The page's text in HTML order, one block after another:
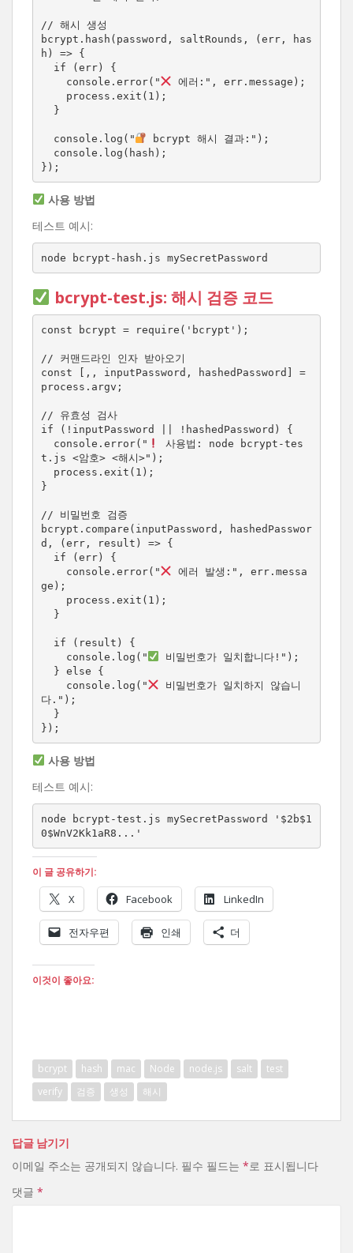
// 해시 생성
bcrypt.hash(password, saltRounds, (err, has
h) => {
    console.error("
에러:", err.message);
  console.log("
bcrypt 해시 결과:");
});
사용 방법
테스트 예시:
node bcrypt-hash.js mySecretPassword
bcrypt-test.js: 해시 검증 코드
const bcrypt = require('bcrypt');
// 커맨드라인 인자 받아오기
const [,, inputPassword, hashedPassword] =
process.argv;
// 유효성 검사
if (!inputPassword || !hashedPassword) {
  console.error("
사용법: node bcrypt-tes
t.js <암호> <해시>");
}
// 비밀번호 검증
bcrypt.compare(inputPassword, hashedPasswor
d, (err, result) => {
    console.error("
에러 발생:", err.messa
ge);
    console.log("
비밀번호가 일치합니다!");
    console.log("
비밀번호가 일치하지 않습니
다.");
});
사용 방법
테스트 예시:
node bcrypt-test.js mySecretPassword '$2b$1
0$WnV2Kk1aR8...'
이 글 공유하기:
X Facebook LinkedIn
전자우편 인쇄 더
이것이 좋아요:
bcrypt hash mac Node node.js salt
test
verify
검증 생성 해시
답글 남기기
이메일 주소는 공개되지 않습니다. 필수 필드는 *로 표시됩니다
댓글 *